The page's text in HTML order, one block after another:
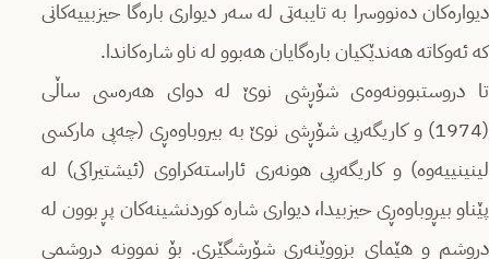
دیوارەکان دەنووسرا بە تایبەتی لە سەر دیواری بارەگا حیزبییەکانی
کە ئەوکاتە هەندێکیان بارەگایان هەبوو لە ناو شارەکاندا.
تا دروستبوونەوەی شۆڕشی نوێ لە دوای هەرەسی ساڵی
(1974) و کاریگەریی شۆڕشی نوێ بە بیروباوەڕی (چەپی مارکسی
لینینییەوە) و کاریگەریی هونەری ئاراستەکراوی (ئیشتیراکی) لە
پێناو بیڕوباوەڕی حیزبیدا، دیواری شارە کوردنشینەکان پڕ بوون لە
دروشم و هێمای بزووێنەری شۆڕشگێڕی. بۆ نموونە دروشمی